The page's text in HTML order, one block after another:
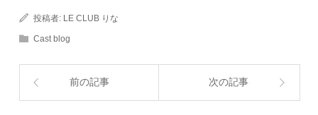
投稿者: LE CLUB りな
Cast blog
前の記事 次の記事